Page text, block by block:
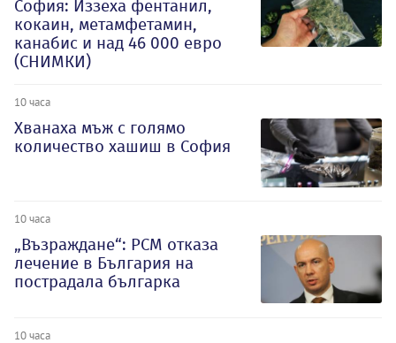
София: Иззеха фентанил,
кокаин, метамфетамин,
канабис и над 46 000 евро
(СНИМКИ)
10 часа
Хванаха мъж с голямо
количество хашиш в София
10 часа
„Възраждане“: РСМ отказа
лечение в България на
пострадала българка
10 часа